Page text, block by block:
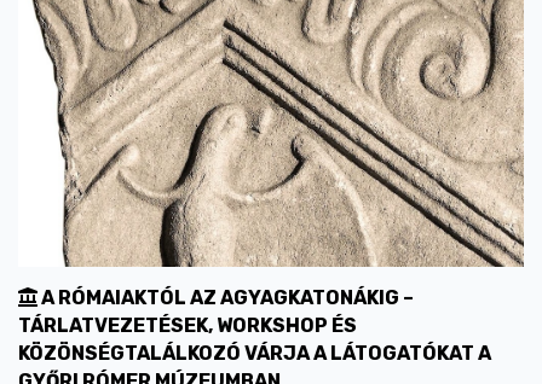
A RÓMAIAKTÓL AZ AGYAGKATONÁKIG –
TÁRLATVEZETÉSEK, WORKSHOP ÉS
KÖZÖNSÉGTALÁLKOZÓ VÁRJA A LÁTOGATÓKAT A